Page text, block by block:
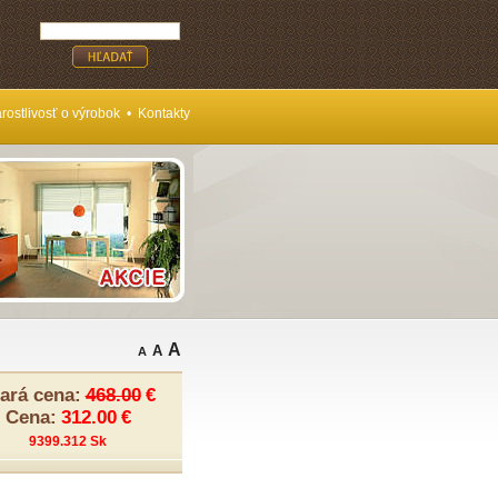
o výrobok• Kontakty
A A A
cena: 468.00 €
Cena: 312.00 €
9399.312 Sk